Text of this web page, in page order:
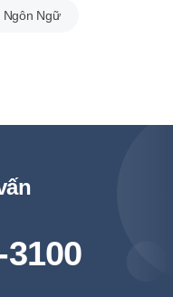
Ngôn Ngữ